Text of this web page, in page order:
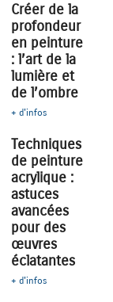
Créer de la
profondeur
en peinture
: l’art de la
lumière et
de l’ombre
+ d'infos
Techniques
de peinture
acrylique :
astuces
avancées
pour des
œuvres
éclatantes
+ d'infos